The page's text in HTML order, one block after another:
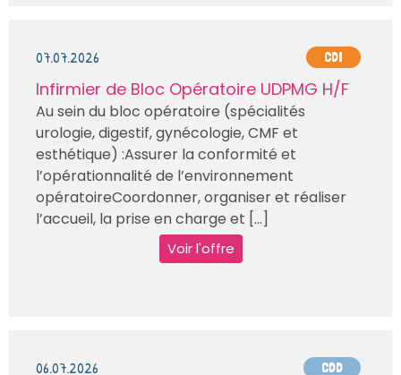
07.07.2026 CDI
Infirmier de Bloc Opératoire UDPMG H/F
Au sein du bloc opératoire (spécialités
urologie, digestif, gynécologie, CMF et
esthétique) :Assurer la conformité et
l’opérationnalité de l’environnement
opératoireCoordonner, organiser et réaliser
l’accueil, la prise en charge et [...]
Voir l'offre
06.07.2026 CDD